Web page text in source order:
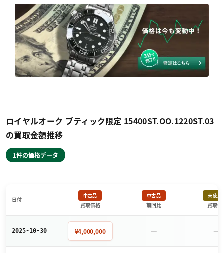
ロイヤルオーク ブティック限定 15400ST.OO.1220ST.03
の買取金額推移
1件の価格データ
日付
中古品
買取価格
中古品
前回比
未使用
買取価
2025-10-30 ¥4,000,000 － －